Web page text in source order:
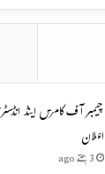
اعلان
3 ہفتے ago